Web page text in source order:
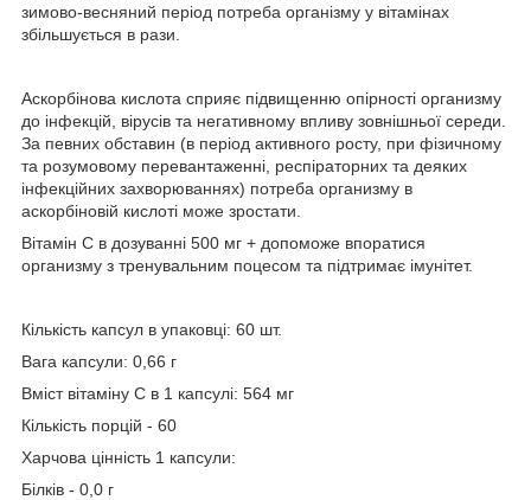
зимово-весняний період потреба організму у вітамінах
збільшується в рази.
Аскорбінова кислота сприяє підвищенню опірності организму
до інфекцій, вірусів та негативному впливу зовнішньої середи.
За певних обставин (в період активного росту, при фізичному
та розумовому перевантаженні, респіраторних та деяких
інфекційних захворюваннях) потреба организму в
аскорбіновій кислоті може зростати.
Вітамін С в дозуванні 500 мг + допоможе впоратися
организму з тренувальним поцесом та підтримає імунітет.
Кількість капсул в упаковці: 60 шт.
Вага капсули: 0,66 г
Вміст вітаміну С в 1 капсулі: 564 мг
Кількість порцій - 60
Харчова цінність 1 капсули:
Білків - 0,0 г